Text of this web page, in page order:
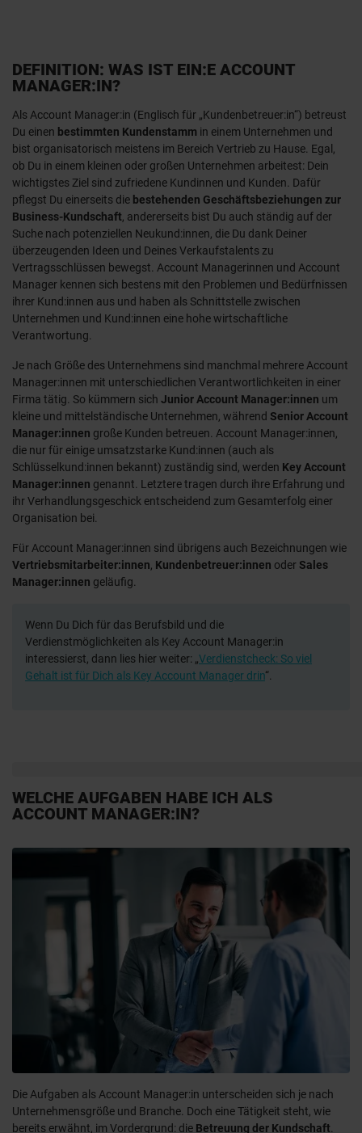
DEFINITION: WAS IST EIN:E ACCOUNT
MANAGER:IN?
Als Account Manager:in (Englisch für „Kundenbetreuer:in“) betreust
Du einen bestimmten Kundenstamm in einem Unternehmen und
bist organisatorisch meistens im Bereich Vertrieb zu Hause. Egal,
ob Du in einem kleinen oder großen Unternehmen arbeitest: Dein
wichtigstes Ziel sind zufriedene Kundinnen und Kunden. Dafür
pflegst Du einerseits die bestehenden Geschäftsbeziehungen zur
Business-Kundschaft, andererseits bist Du auch ständig auf der
Suche nach potenziellen Neukund:innen, die Du dank Deiner
überzeugenden Ideen und Deines Verkaufstalents zu
Vertragsschlüssen bewegst. Account Managerinnen und Account
Manager kennen sich bestens mit den Problemen und Bedürfnissen
ihrer Kund:innen aus und haben als Schnittstelle zwischen
Unternehmen und Kund:innen eine hohe wirtschaftliche
Verantwortung.
Je nach Größe des Unternehmens sind manchmal mehrere Account
Manager:innen mit unterschiedlichen Verantwortlichkeiten in einer
Firma tätig. So kümmern sich Junior Account Manager:innen um
kleine und mittelständische Unternehmen, während Senior Account
Manager:innen große Kunden betreuen. Account Manager:innen,
die nur für einige umsatzstarke Kund:innen (auch als
Schlüsselkund:innen bekannt) zuständig sind, werden Key Account
Manager:innen genannt. Letztere tragen durch ihre Erfahrung und
ihr Verhandlungsgeschick entscheidend zum Gesamterfolg einer
Organisation bei.
Für Account Manager:innen sind übrigens auch Bezeichnungen wie
Vertriebsmitarbeiter:innen, Kundenbetreuer:innen oder Sales
Manager:innen geläufig.
Wenn Du Dich für das Berufsbild und die
Verdienstmöglichkeiten als Key Account Manager:in
interessierst, dann lies hier weiter: „Verdienstcheck: So viel
Gehalt ist für Dich als Key Account Manager drin“.
WELCHE AUFGABEN HABE ICH ALS
ACCOUNT MANAGER:IN?
Die Aufgaben als Account Manager:in unterscheiden sich je nach
Unternehmensgröße und Branche. Doch eine Tätigkeit steht, wie
bereits erwähnt, im Vordergrund: die Betreuung der Kundschaft.